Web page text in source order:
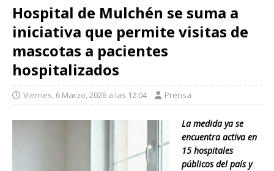
Hospital de Mulchén se suma a
iniciativa que permite visitas de
mascotas a pacientes
hospitalizados
Viernes, 6 Marzo, 2026 a las 12:04 Prensa
La medida ya se
encuentra activa en
15 hospitales
públicos del país y